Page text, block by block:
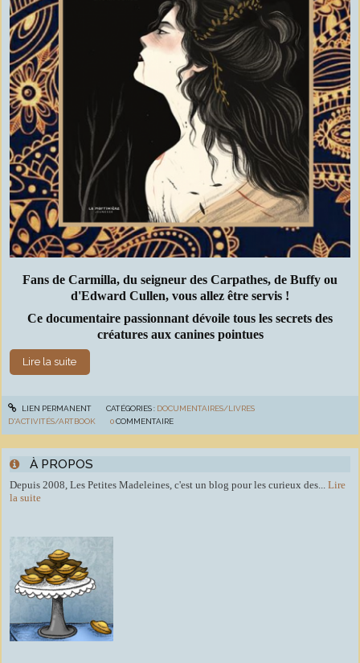
À PROPOS
Depuis 2008, Les Petites Madeleines, c'est un blog pour les curieux des...
Lire
la suite
Fans de Carmilla, du seigneur des Carpathes, de Buffy ou
d'Edward Cullen, vous allez être servis !
Ce documentaire passionnant dévoile tous les secrets des
créatures aux canines pointues
Lire la suite
LIEN PERMANENT CATÉGORIES : DOCUMENTAIRES/LIVRES
D'ACTIVITÉS/ARTBOOK
0 COMMENTAIRE